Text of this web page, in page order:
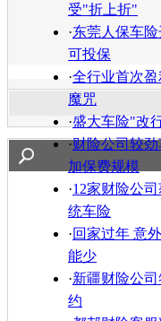
受"折上折"
·东莞人保车
可投保
·全行业首次
魔咒
·盛大车险"改
·财险公司较
加保费规模
·12家财险公
统车险
·回家过年 意
能少
·新疆财险公
约